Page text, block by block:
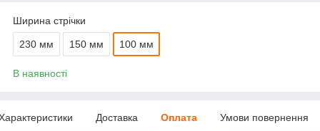
Ширина стрічки
230 мм 150 мм 100 мм
В наявності
Доставка Оплата Умови повернення